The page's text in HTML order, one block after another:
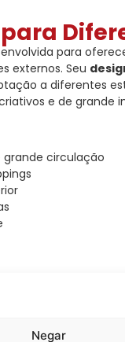
Negar
para
externos. Seu
a diferentes
e de grande
grande circulação